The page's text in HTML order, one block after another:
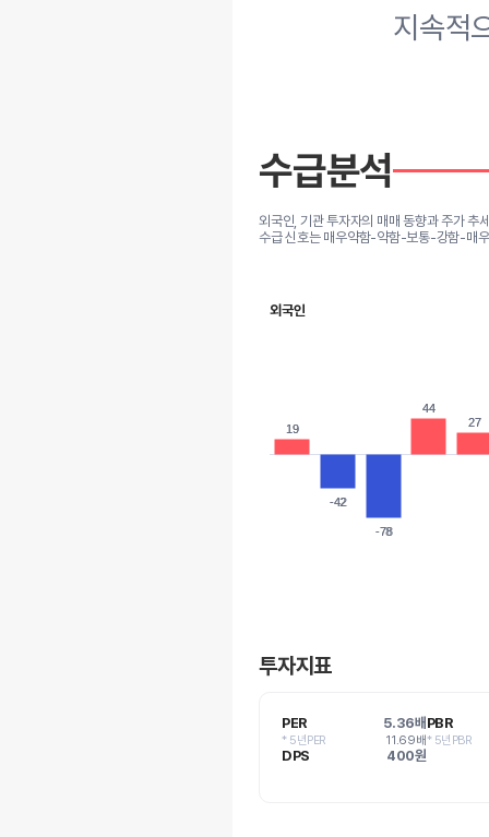
지속적
수급분석
외국인, 기관 투자자의 매매 동향과 주가 추
수급 신호는 매우약함-약함-보통-강함-매
외국인
19
19
-42
-42
-78
-78
44
44
27
27
투자지표
PER 5.36배
* 5년PER 11.69배
PBR
* 5년PBR
DPS 400원